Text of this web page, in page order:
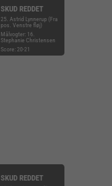
SKUD REDDET
25. Astrid Lynnerup (Fra
pos. Venstre fløj)
Målvogter: 16.
Stephanie Christensen
Score: 20-21
SKUD REDDET